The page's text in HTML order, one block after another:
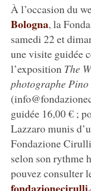
À l’occasion du
Bologna, la
samedi 22 et
une visite guidée
l’exposition The
photographe
guidée 16,00 € ;
Lazzaro munis
Fondazione
selon son rythme
pouvez consulter